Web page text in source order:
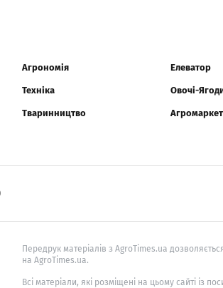
Агрономія
Техніка
Тваринництво
Елеватор
Овочі-
Агромаркет
Передрук матеріалів з AgroTimes.ua
на AgroTimes.ua.
Всі матеріали, які розміщені на цьому сайті із